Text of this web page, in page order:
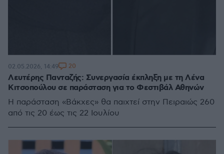
Λευτέρης Πανταζής: Συνεργασία έκπληξη με τη Λένα
Κιτσοπούλου σε παράσταση για το Φεστιβάλ Αθηνών
Η παράσταση «Βάκχες» θα παιχτεί στην Πειραιώς 260
από τις 20 έως τις 22 Ιουλίου
02.05.2026, 14:49 20